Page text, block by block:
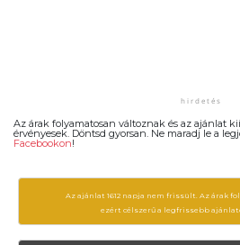
Az árak folyamatosan változnak és az ajánlat
érvényesek. Döntsd gyorsan. Ne maradj le a
Facebookon!
Az ajánlat 1612 napja nem frissült. Az árak
ezért célszerű a legfrissebb